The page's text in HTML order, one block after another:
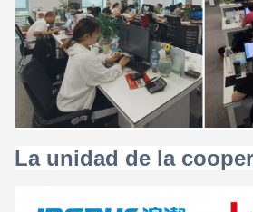
La unidad de la